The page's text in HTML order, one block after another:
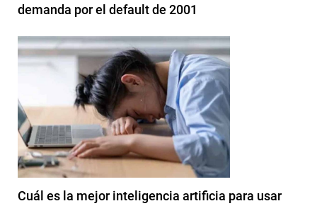
demanda por el default de 2001
Cuál es la mejor inteligencia artificia para usar